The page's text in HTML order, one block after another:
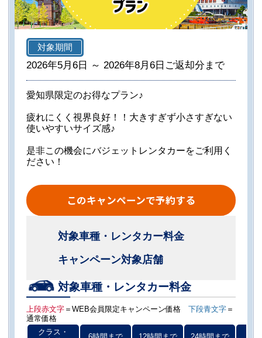
対象期間
2026年5月6日 ～ 2026年8月6日ご返却分まで
愛知県限定のお得なプラン♪
疲れにくく視界良好！！大きすぎず小さすぎない
使いやすいサイズ感♪
是非この機会にバジェットレンタカーをご利用く
ださい！
このキャンペーンで予約する
対象車種・レンタカー料金
キャンペーン対象店舗
対象車種・レンタカー料金
上段赤文字 ＝WEB会員限定キャンペーン価格 下段青文字 ＝
通常価格
クラス・